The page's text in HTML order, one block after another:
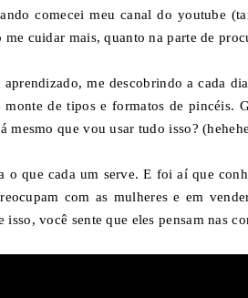
comecei meu canal do youtube
cuidar mais, quanto na parte de
me descobrindo a cada
de tipos e formatos de pincéis.
mesmo que vou usar tudo isso?
o que cada um serve. E foi aí que
com as mulheres e em
você sente que eles pensam nas